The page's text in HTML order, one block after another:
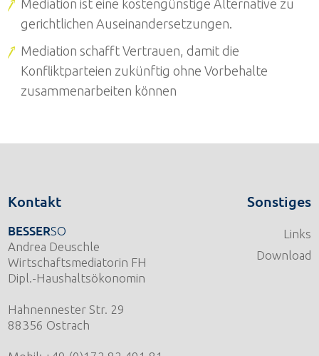
Mediation ist eine kostengünstige Alternative zu
gerichtlichen Auseinandersetzungen.
Mediation schafft Vertrauen, damit die
Konfliktparteien zukünftig ohne Vorbehalte
zusammenarbeiten können
Sonstiges
Links
Download
Kontakt
BESSERSO
Andrea Deuschle
Wirtschaftsmediatorin FH
Dipl.-Haushaltsökonomin
Hahnennester Str. 29
88356 Ostrach